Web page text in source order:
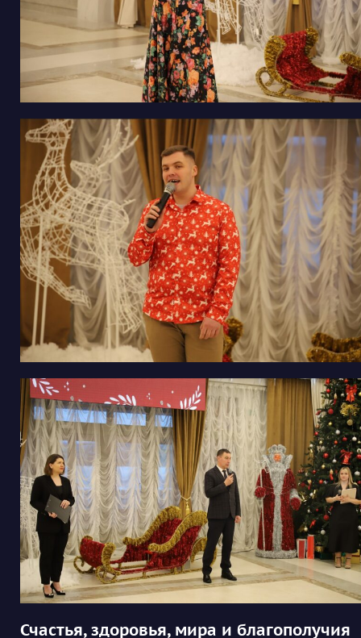
Счастья, здоровья, мира и благополучия